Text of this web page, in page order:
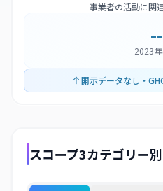
事業者の活動に関
--
2023
開示データなし・
スコープ3カテゴリー